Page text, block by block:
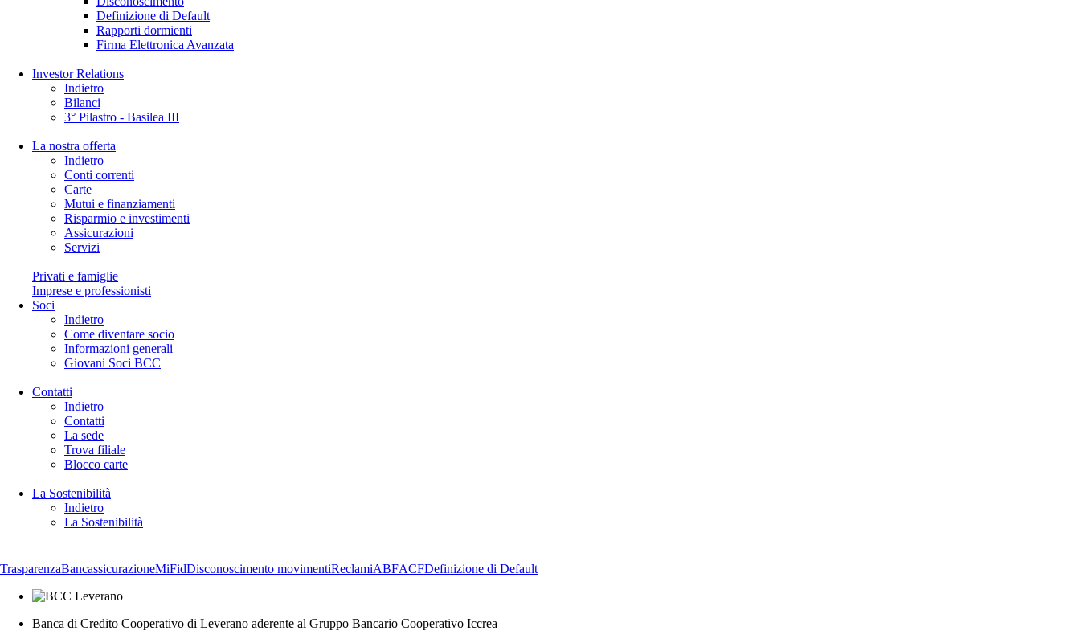
Definizione di Default
Rapporti dormienti
Firma Elettronica Avanzata
Investor Relations
Indietro
Bilanci
3° Pilastro - Basilea III
La nostra offerta
Indietro
Conti correnti
Carte
Mutui e finanziamenti
Risparmio e investimenti
Assicurazioni
Servizi
Privati e famiglie
Imprese e professionisti
Soci
Indietro
Come diventare socio
Informazioni generali
Giovani Soci BCC
Contatti
Indietro
Contatti
La sede
Trova filiale
Blocco carte
La Sostenibilità
Indietro
La Sostenibilità
TrasparenzaBancassicurazioneMiFidDisconoscimento movimentiReclamiABFACFDefinizione di Default
Banca di Credito Cooperativo di Leverano aderente al Gruppo Bancario Cooperativo Iccrea